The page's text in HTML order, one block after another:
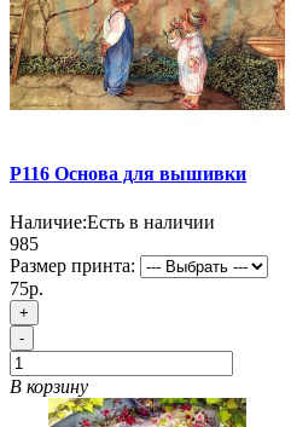
P116 Основа для вышивки
Наличие:Есть в наличии
985
Размер принта:
75р.
+
-
В корзину